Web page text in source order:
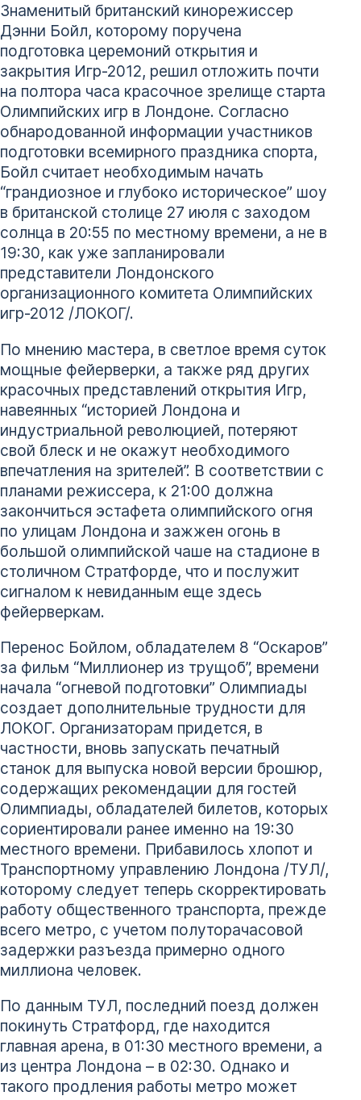
Знаменитый британский кинорежиссер
Дэнни Бойл, которому поручена
подготовка церемоний открытия и
закрытия Игр-2012, решил отложить почти
на полтора часа красочное зрелище старта
Олимпийских игр в Лондоне. Согласно
обнародованной информации участников
подготовки всемирного праздника спорта,
Бойл считает необходимым начать
“грандиозное и глубоко историческое” шоу
в британской столице 27 июля с заходом
солнца в 20:55 по местному времени, а не в
19:30, как уже запланировали
представители Лондонского
организационного комитета Олимпийских
игр-2012 /ЛОКОГ/.
По мнению мастера, в светлое время суток
мощные фейерверки, а также ряд других
красочных представлений открытия Игр,
навеянных “историей Лондона и
индустриальной революцией, потеряют
свой блеск и не окажут необходимого
впечатления на зрителей”. В соответствии с
планами режиссера, к 21:00 должна
закончиться эстафета олимпийского огня
по улицам Лондона и зажжен огонь в
большой олимпийской чаше на стадионе в
столичном Стратфорде, что и послужит
сигналом к невиданным еще здесь
фейерверкам.
Перенос Бойлом, обладателем 8 “Оскаров”
за фильм “Миллионер из трущоб”, времени
начала “огневой подготовки” Олимпиады
создает дополнительные трудности для
ЛОКОГ. Организаторам придется, в
частности, вновь запускать печатный
станок для выпуска новой версии брошюр,
содержащих рекомендации для гостей
Олимпиады, обладателей билетов, которых
сориентировали ранее именно на 19:30
местного времени. Прибавилось хлопот и
Транспортному управлению Лондона /ТУЛ/,
которому следует теперь скорректировать
работу общественного транспорта, прежде
всего метро, с учетом полуторачасовой
задержки разъезда примерно одного
миллиона человек.
По данным ТУЛ, последний поезд должен
покинуть Стратфорд, где находится
главная арена, в 01:30 местного времени, а
из центра Лондона – в 02:30. Однако и
такого продления работы метро может